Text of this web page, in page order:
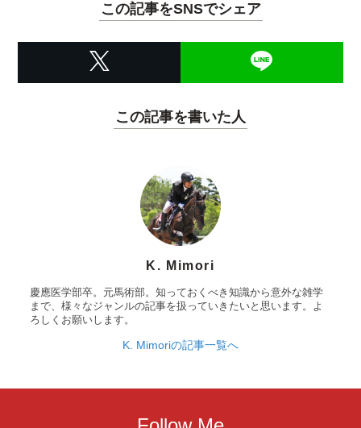
この記事をSNSでシェア
この記事を書いた人
K. Mimori
慶應医学部卒。元馬術部。知っておくべき知識から意外な雑学
まで、様々なジャンルの記事を扱っていきたいと思います。よ
ろしくお願いします。
K. Mimoriの記事一覧へ